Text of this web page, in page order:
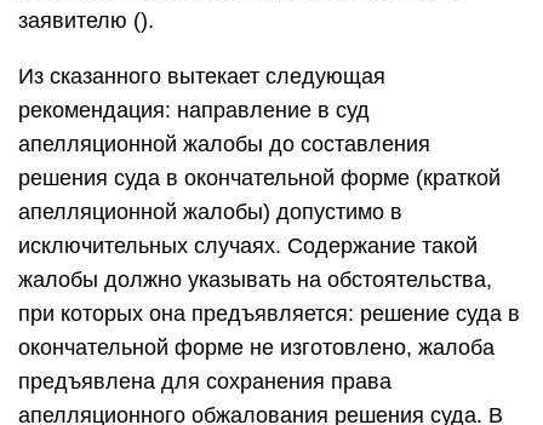
заявителю ().
Из сказанного вытекает следующая
рекомендация: направление в суд
апелляционной жалобы до составления
решения суда в окончательной форме (краткой
апелляционной жалобы) допустимо в
исключительных случаях. Содержание такой
жалобы должно указывать на обстоятельства,
при которых она предъявляется: решение суда в
окончательной форме не изготовлено, жалоба
предъявлена для сохранения права
апелляционного обжалования решения суда. В